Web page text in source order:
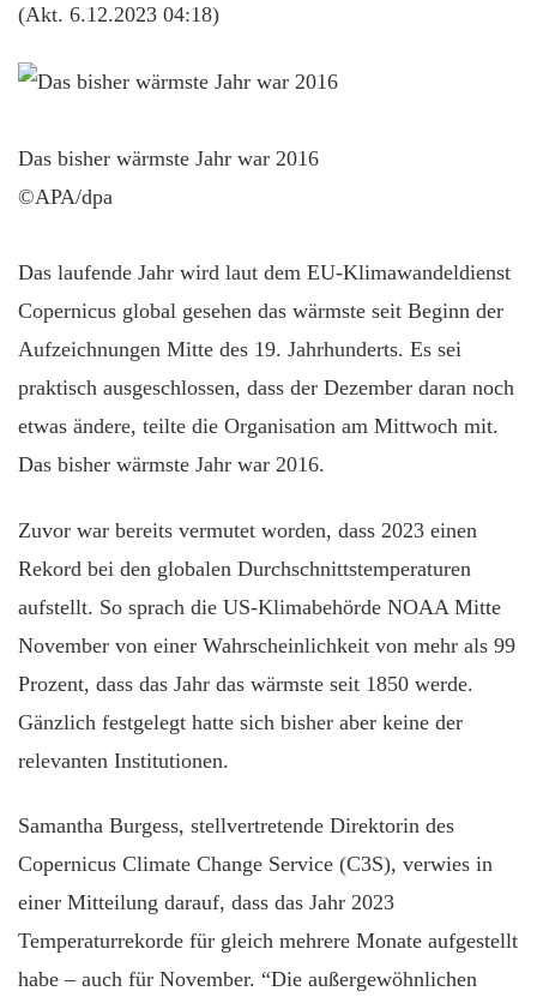
(Akt. 6.12.2023 04:18)
Das bisher wärmste Jahr war 2016
©APA/dpa
Das laufende Jahr wird laut dem EU-Klimawandeldienst
Copernicus global gesehen das wärmste seit Beginn der
Aufzeichnungen Mitte des 19. Jahrhunderts. Es sei
praktisch ausgeschlossen, dass der Dezember daran noch
etwas ändere, teilte die Organisation am Mittwoch mit.
Das bisher wärmste Jahr war 2016.
Zuvor war bereits vermutet worden, dass 2023 einen
Rekord bei den globalen Durchschnittstemperaturen
aufstellt. So sprach die US-Klimabehörde NOAA Mitte
November von einer Wahrscheinlichkeit von mehr als 99
Prozent, dass das Jahr das wärmste seit 1850 werde.
Gänzlich festgelegt hatte sich bisher aber keine der
relevanten Institutionen.
Samantha Burgess, stellvertretende Direktorin des
Copernicus Climate Change Service (C3S), verwies in
einer Mitteilung darauf, dass das Jahr 2023
Temperaturrekorde für gleich mehrere Monate aufgestellt
habe – auch für November. “Die außergewöhnlichen